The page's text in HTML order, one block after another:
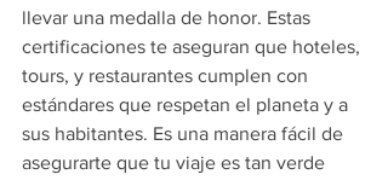
llevar una medalla de honor. Estas
certificaciones te aseguran que hoteles,
tours, y restaurantes cumplen con
estándares que respetan el planeta y a
sus habitantes. Es una manera fácil de
asegurarte que tu viaje es tan verde